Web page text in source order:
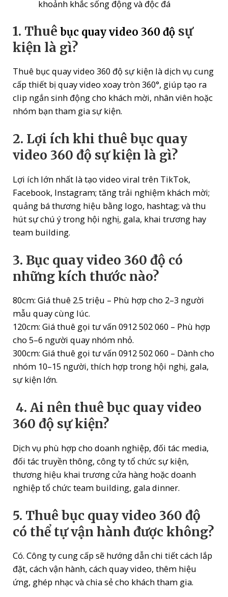
khoảnh khắc sống động và độc đá
1. Thuêbục quay video 360 độ sự
kiện là gì?
Thuê bục quay video 360 độ sự kiện là dịch vụ cung
cấp thiết bị quay video xoay tròn 360°, giúp tạo ra
clip ngắn sinh động cho khách mời, nhân viên hoặc
nhóm bạn tham gia sự kiện.
2. Lợi ích khi thuê bục quay
video 360 độ sự kiện là gì?
Lợi ích lớn nhất là tạo video viral trên TikTok,
Facebook, Instagram; tăng trải nghiệm khách mời;
quảng bá thương hiệu bằng logo, hashtag; và thu
hút sự chú ý trong hội nghị, gala, khai trương hay
team building.
3. Bục quay video 360 độ có
những kích thước nào?
80cm: Giá thuê 2.5 triệu – Phù hợp cho 2–3 người
mẫu quay cùng lúc.
120cm: Giá thuê gọi tư vấn 0912 502 060 – Phù hợp
cho 5–6 người quay nhóm nhỏ.
300cm: Giá thuê gọi tư vấn 0912 502 060 – Dành cho
nhóm 10–15 người, thích hợp trong hội nghị, gala,
sự kiện lớn.
4. Ai nên thuê bục quay video
360 độ sự kiện?
Dịch vụ phù hợp cho doanh nghiệp, đối tác media,
đối tác truyền thông, công ty tổ chức sự kiện,
thương hiệu khai trương cửa hàng hoặc doanh
nghiệp tổ chức team building, gala dinner.
5. Thuê bục quay video 360 độ
có thể tự vận hành được không?
Có. Công ty cung cấp sẽ hướng dẫn chi tiết cách lắp
đặt, cách vận hành, cách quay video, thêm hiệu
ứng, ghép nhạc và chia sẻ cho khách tham gia.